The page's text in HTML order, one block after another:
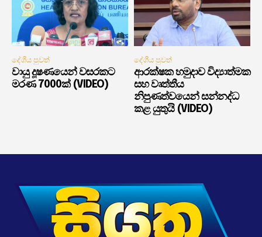
දේශීය පුවත්
වායු දූෂණයෙන් වසරකට
මරණ 7000ක් (VIDEO)
දේශීය පුවත්
ආරක්ෂක හමුදාව විද්‍යාත්මක
සහ වෘත්තීය
නිපුණත්වයෙන් සන්නද්ධ
කළ යුතුයි (VIDEO)